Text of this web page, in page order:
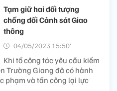
Tạm giữ hai đối tượng
chống đối Cảnh sát Giao
thông
04/05/2023 15:50’
Khi tổ công tác yêu cầu kiểm
Trường Giang đã có hành
phạm và tấn công lại lực